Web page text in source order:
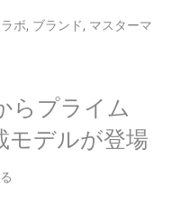
ボ, ブランド, マスターマ
らプライム
モデルが登場